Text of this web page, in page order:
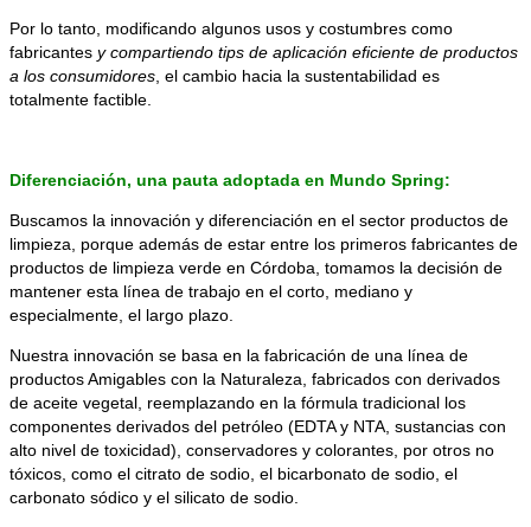
Por lo tanto, modificando algunos usos y costumbres como
fabricantes y compartiendo tips de aplicación eficiente de productos
a los consumidores, el cambio hacia la sustentabilidad es
totalmente factible.
Diferenciación, una pauta adoptada en Mundo Spring:
Buscamos la innovación y diferenciación en el sector productos de
limpieza, porque además de estar entre los primeros fabricantes de
productos de limpieza verde en Córdoba, tomamos la decisión de
mantener esta línea de trabajo en el corto, mediano y
especialmente, el largo plazo.
Nuestra innovación se basa en la fabricación de una línea de
productos Amigables con la Naturaleza, fabricados con derivados
de aceite vegetal, reemplazando en la fórmula tradicional los
componentes derivados del petróleo (EDTA y NTA, sustancias con
alto nivel de toxicidad), conservadores y colorantes, por otros no
tóxicos, como el citrato de sodio, el bicarbonato de sodio, el
carbonato sódico y el silicato de sodio.